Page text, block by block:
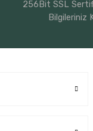
256Bit SSL
Bilgileriniz